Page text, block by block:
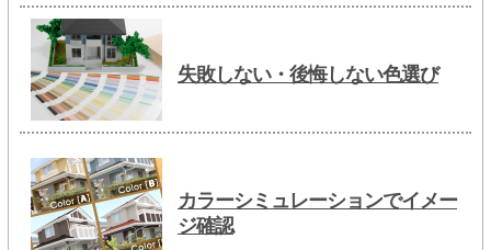
失敗しない・後悔しない色選び
カラーシミュレーションでイメー
ジ確認